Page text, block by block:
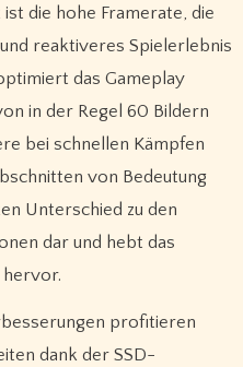
die hohe Framerate, die
reaktiveres Spielerlebnis
das Gameplay
in der Regel 60 Bildern
bei schnellen Kämpfen
von Bedeutung
Unterschied zu den
dar und hebt das
hervor.
profitieren
dank der SSD-